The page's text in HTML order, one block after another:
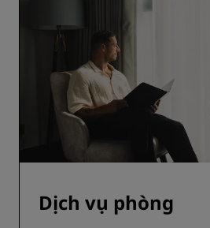
Dịch vụ phòng